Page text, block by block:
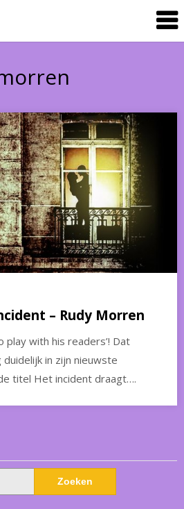
– Rudy Morren
play with his readers’! Dat
in zijn nieuwste
titel Het incident draagt….